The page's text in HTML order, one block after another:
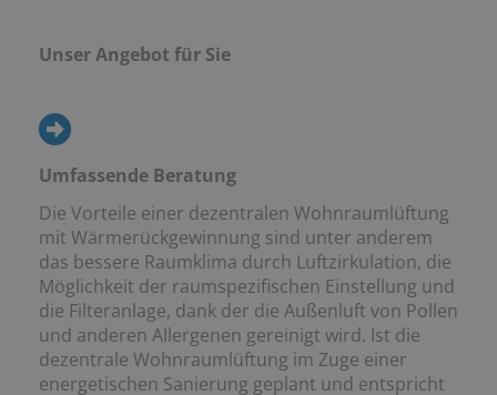
Unser Angebot für Sie
Umfassende Beratung
Die Vorteile einer dezentralen Wohnraumlüftung
mit Wärmerückgewinnung sind unter anderem
das bessere Raumklima durch Luftzirkulation, die
Möglichkeit der raumspezifischen Einstellung und
die Filteranlage, dank der die Außenluft von Pollen
und anderen Allergenen gereinigt wird. Ist die
dezentrale Wohnraumlüftung im Zuge einer
energetischen Sanierung geplant und entspricht